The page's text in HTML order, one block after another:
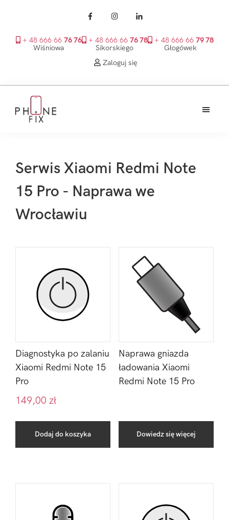
+ 48 666 66 76 76
Wiśniowa
+ 48 666 66 76 78
Sikorskiego
+ 48 666 66 79 78
Głogówek
Zaloguj się
głównego
Serwis Xiaomi Redmi Note
15 Pro - Naprawa we
Wrocławiu
Diagnostyka po zalaniu
Xiaomi Redmi Note 15
Pro
149,00 zł
Dodaj do koszyka
Naprawa gniazda
ładowania Xiaomi
Redmi Note 15 Pro
Dowiedz się więcej